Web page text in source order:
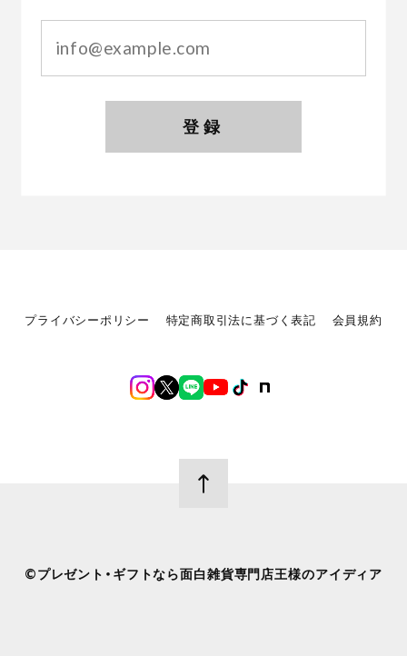
登録
プライバシーポリシー 特定商取引法に基づく表記 会員規約
©︎プレゼント・ギフトなら面白雑貨専門店王様のアイディア